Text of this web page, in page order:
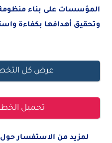
المؤسسات على بناء منظومة
وتحقيق أهدافها بكفاءة
عرض كل
تحميل الخطة
لمزيد من الاستفسار حول